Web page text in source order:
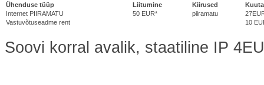
Ühenduse tüüp Liitumine Kiirused
Internet PIIRAMATU
50 EUR* piiramatu
Vastuvõtuseadme rent
10
Soovi korral avalik, staatiline IP